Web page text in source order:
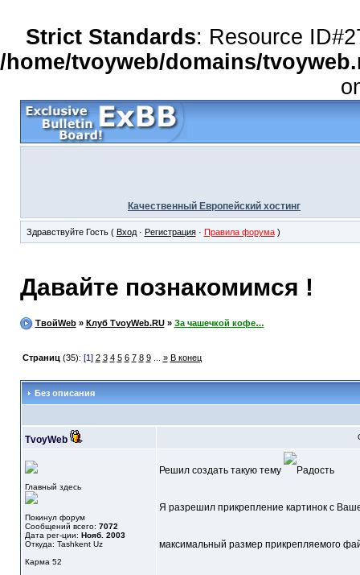
Strict Standards: Resource
/home/tvoyweb/domains/
Качественный Европейский хостинг
Здравствуйте Гость ( Вход· Регистрация· Правила форума)
Давайте познакомимся !
ТвойWeb» Клуб TvoyWeb.RU» За чашечкой кофе…
Страниц (35): [1] 2 3 4 5 6 7 8 9... » В конец
Без описания
TvoyWeb
Главный здесь
Покинул форум
Сообщений всего: 7072
Дата рег-ции: Нояб. 2003
Откуда: Tashkent Uz
Карма 52
Решил создать такую тему
Я разрешил прикрепление картинок с
максимальный размер прикрепляемого